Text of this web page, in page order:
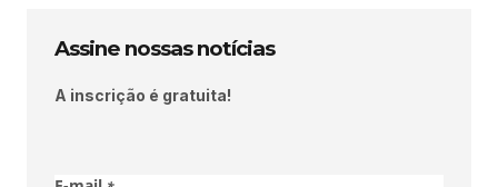
Assine nossas notícias
A inscrição é gratuita!